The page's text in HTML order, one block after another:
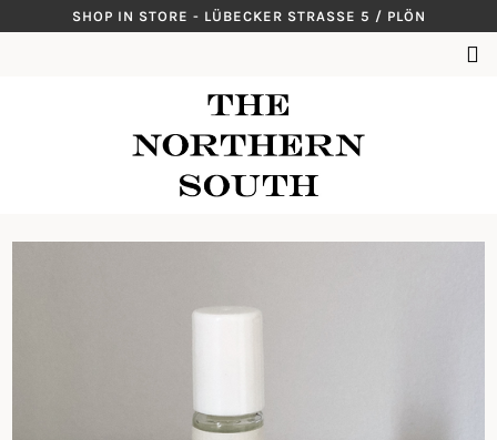
to
SHOP IN STORE - LÜBECKER STRASSE 5 / PLÖN
SUCHEN